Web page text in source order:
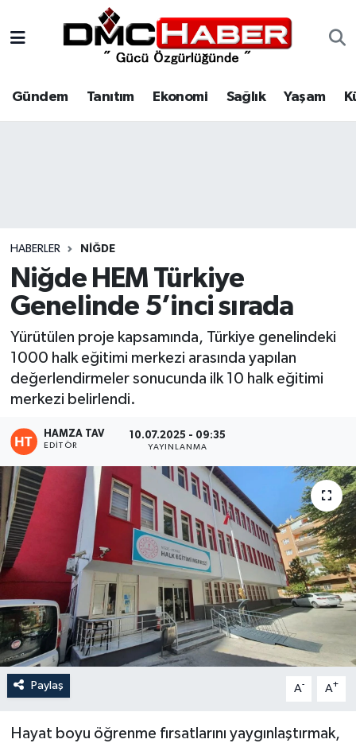
Gündem Tanıtım Ekonomi Sağlık Yaşam
HABERLER NIĞDE
Niğde HEM Türkiye
Genelinde 5’inci sırada
Yürütülen proje kapsamında, Türkiye genelindeki
1000 halk eğitimi merkezi arasında yapılan
değerlendirmeler sonucunda ilk 10 halk eğitimi
merkezi belirlendi.
HAMZA TAV
EDITÖR
10.07.2025 - 09:35
YAYINLANMA
Paylaş A- A+
Hayat boyu öğrenme fırsatlarını yaygınlaştırmak,
Tanıtım
Spor
Siyaset
Eğitim
Asayiş
Resmi İlan
Nöbetçi Eczaneler
Hava Durumu
Haber Arşivi